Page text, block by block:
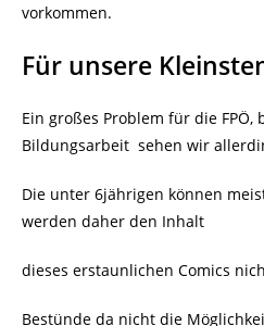
vorkommen.
Für unsere
Ein großes Problem für die
Bildungsarbeit sehen wir
Die unter 6jährigen können
werden daher den Inhalt
dieses erstaunlichen Comics
Bestünde da nicht die